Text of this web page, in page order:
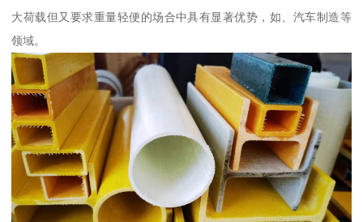
大荷载但又要求重量轻便的场合中具有显著优势，如、汽车制造等
领域。